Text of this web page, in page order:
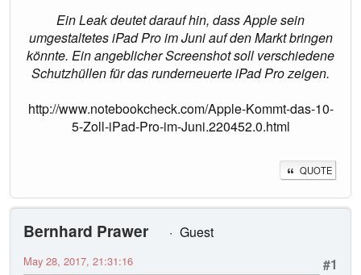
Ein Leak deutet darauf hin, dass Apple sein
umgestaltetes iPad Pro im Juni auf den Markt bringen
könnte. Ein angeblicher Screenshot soll verschiedene
Schutzhüllen für das runderneuerte iPad Pro zeigen.
http://www.notebookcheck.com/Apple-Kommt-das-10-
5-Zoll-iPad-Pro-im-Juni.220452.0.html
QUOTE
Bernhard Prawer
Guest
#1
May 28, 2017, 21:31:16